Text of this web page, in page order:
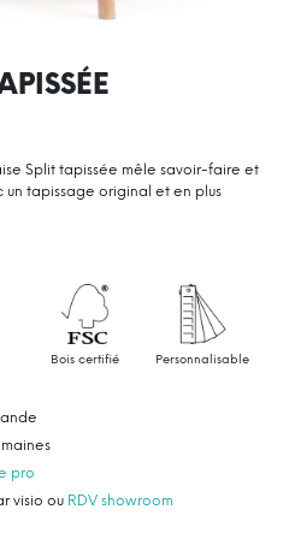
Split tapissée mêle savoir-faire et
tapissage original et en plus
Bois certifié Personnalisable
pro
visio ou RDV showroom